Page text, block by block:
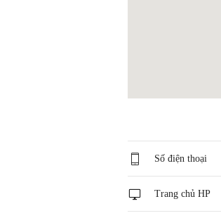
Số điện thoại
Trang chủ HP